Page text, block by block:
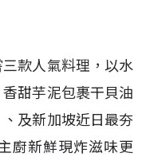
三款人氣料理，以水
甜芋泥包裹干貝油
及新加坡近日最夯
廚新鮮現炸滋味更